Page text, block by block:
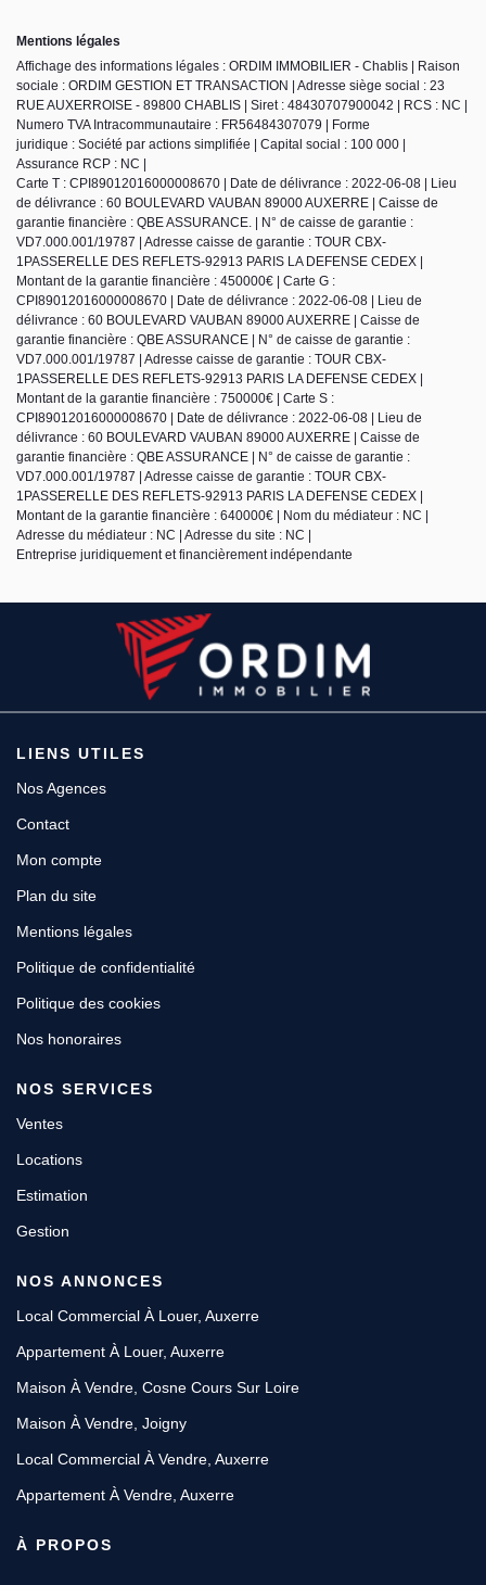
Mentions légales
Affichage des informations légales : ORDIM IMMOBILIER - Chablis | Raison
sociale : ORDIM GESTION ET TRANSACTION | Adresse siège social : 23
RUE AUXERROISE - 89800 CHABLIS | Siret : 48430707900042 | RCS : NC |
Numero TVA Intracommunautaire : FR56484307079 | Forme
juridique : Société par actions simplifiée | Capital social : 100 000 |
Assurance RCP : NC |
Carte T : CPI89012016000008670 | Date de délivrance : 2022-06-08 | Lieu
de délivrance : 60 BOULEVARD VAUBAN 89000 AUXERRE | Caisse de
garantie financière : QBE ASSURANCE. | N° de caisse de garantie :
VD7.000.001/19787 | Adresse caisse de garantie : TOUR CBX-
1PASSERELLE DES REFLETS-92913 PARIS LA DEFENSE CEDEX |
Montant de la garantie financière : 450000€ | Carte G :
CPI89012016000008670 | Date de délivrance : 2022-06-08 | Lieu de
délivrance : 60 BOULEVARD VAUBAN 89000 AUXERRE | Caisse de
garantie financière : QBE ASSURANCE | N° de caisse de garantie :
VD7.000.001/19787 | Adresse caisse de garantie : TOUR CBX-
1PASSERELLE DES REFLETS-92913 PARIS LA DEFENSE CEDEX |
Montant de la garantie financière : 750000€ | Carte S :
CPI89012016000008670 | Date de délivrance : 2022-06-08 | Lieu de
délivrance : 60 BOULEVARD VAUBAN 89000 AUXERRE | Caisse de
garantie financière : QBE ASSURANCE | N° de caisse de garantie :
VD7.000.001/19787 | Adresse caisse de garantie : TOUR CBX-
1PASSERELLE DES REFLETS-92913 PARIS LA DEFENSE CEDEX |
Montant de la garantie financière : 640000€ | Nom du médiateur : NC |
Adresse du médiateur : NC | Adresse du site : NC |
Entreprise juridiquement et financièrement indépendante
LIENS UTILES
Nos Agences
Contact
Mon compte
Plan du site
Mentions légales
Politique de confidentialité
Politique des cookies
Nos honoraires
NOS SERVICES
Ventes
Locations
Estimation
Gestion
NOS ANNONCES
Local Commercial À Louer, Auxerre
Appartement À Louer, Auxerre
Maison À Vendre, Cosne Cours Sur Loire
Maison À Vendre, Joigny
Local Commercial À Vendre, Auxerre
Appartement À Vendre, Auxerre
À PROPOS